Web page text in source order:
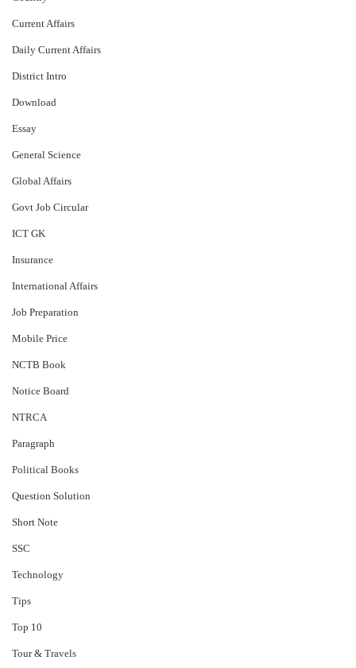
Current Affairs
Daily Current Affairs
District Intro
Download
Essay
General Science
Global Affairs
Govt Job Circular
ICT GK
Insurance
International Affairs
Job Preparation
Mobile Price
NCTB Book
Notice Board
NTRCA
Paragraph
Political Books
Question Solution
Short Note
‍SSC
Technology
Tips
Top 10
Tour & Travels